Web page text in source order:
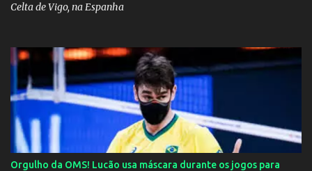
Celta de Vigo, na Espanha
Orgulho da OMS! Lucão usa máscara durante os jogos para